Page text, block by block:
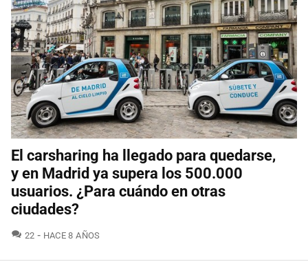
El carsharing ha llegado para quedarse,
y en Madrid ya supera los 500.000
usuarios. ¿Para cuándo en otras
ciudades?
22 COMENTARIOS
HACE 8 AÑOS